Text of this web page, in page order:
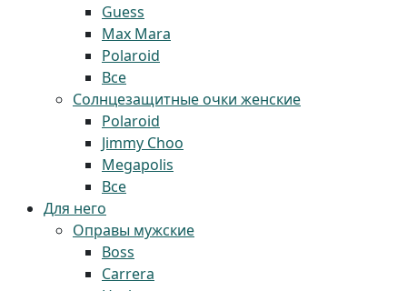
Guess
Max Mara
Polaroid
Все
Солнцезащитные очки женские
Polaroid
Jimmy Choo
Megapolis
Все
Для него
Оправы мужские
Boss
Carrera